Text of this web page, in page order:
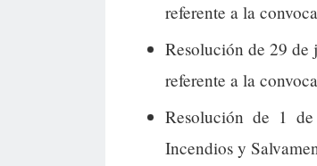
referente a la
Resolución de 29
referente a la
Resolución de 1
Incendios y